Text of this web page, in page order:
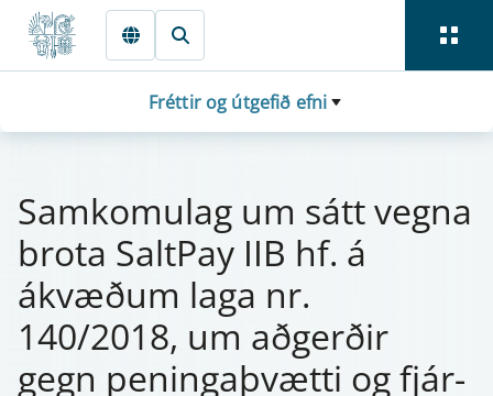
Fara beint í Meginmál
Fréttir og útgefið efni
Sa­m­komu­lag um sátt vegna
brota Salt­Pay IIB hf. á
ákvæðum laga nr.
140/2018, um aðgerðir
gegn pen­ingaþvætti og fjá­r­